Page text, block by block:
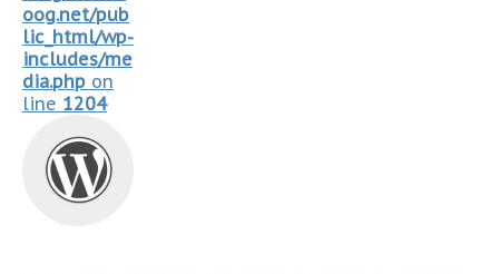
oog.net/pub
lic_html/wp-
includes/me
dia.php on
line 1204